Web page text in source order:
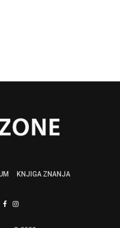
KNJIGA ZNANJA